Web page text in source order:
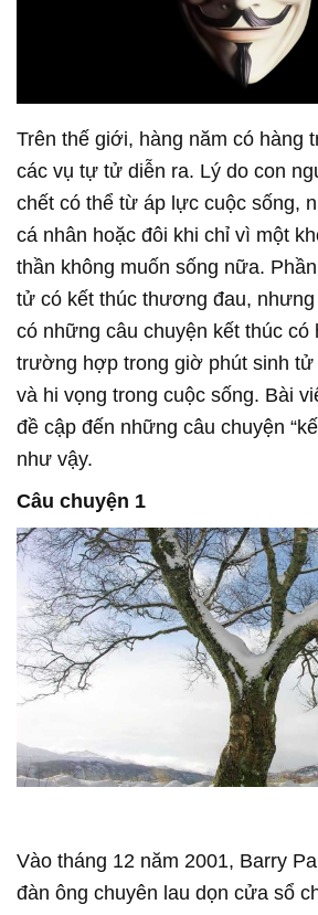
Trên thế giới, hàng năm có hàng
các vụ tự tử diễn ra. Lý do con
chết có thể từ áp lực cuộc sống,
cá nhân hoặc đôi khi chỉ vì một
thần không muốn sống nữa.
tử có kết thúc thương đau,
có những câu chuyện kết thúc có
trường hợp trong giờ phút sinh tử
và hi vọng trong cuộc sống. Bài
đề cập đến những câu chuyện
như vậy.
Câu chuyện 1
Vào tháng 12 năm 2001, Barry
đàn ông chuyên lau dọn cửa sổ